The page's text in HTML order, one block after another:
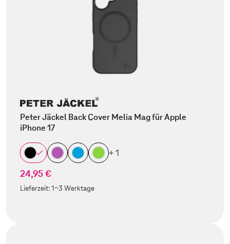
Peter Jäckel Back Cover Melia Mag für Apple
iPhone 17
+ 1
24,95 €
Lieferzeit:1-3 Werktage